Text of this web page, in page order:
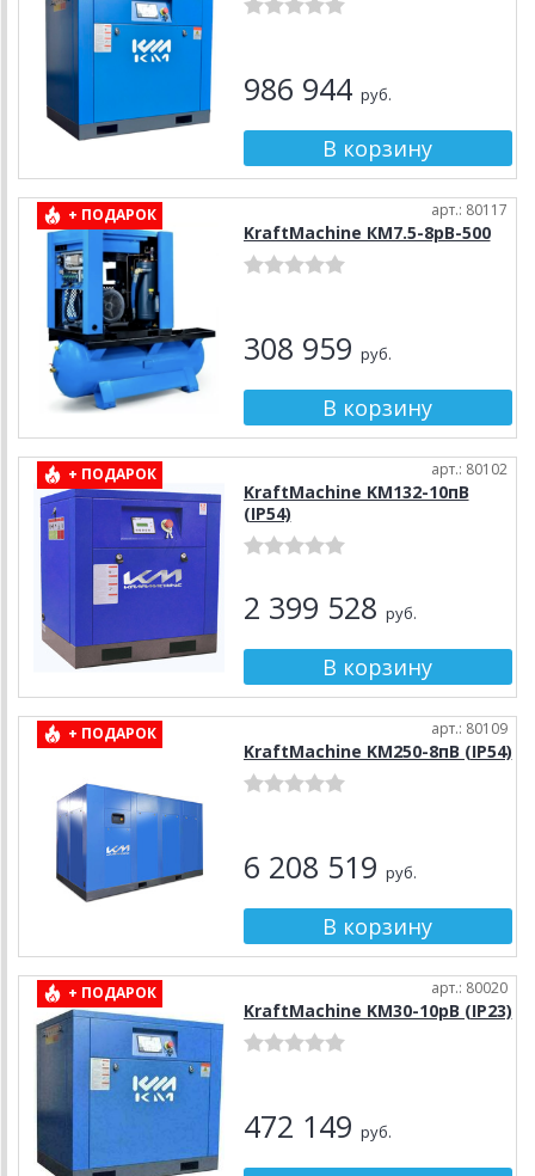
986 944 руб.
+ ПОДАРОК арт.: 80117
KraftMachine КМ7.5-8рВ-500
308 959 руб.
+ ПОДАРОК арт.: 80102
KraftMachine KM132-10пВ
(IP54)
2 399 528 руб.
+ ПОДАРОК арт.: 80109
KraftMachine KM250-8пВ (IP54)
6 208 519 руб.
+ ПОДАРОК арт.: 80020
KraftMachine KM30-10рВ (IP23)
472 149 руб.